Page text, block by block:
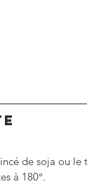
de soja ou le
à 180°.